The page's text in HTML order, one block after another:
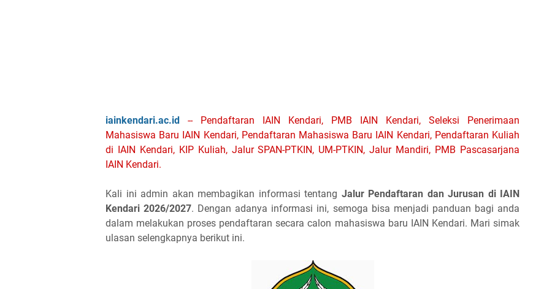
iainkendari.ac.id -- Pendaftaran IAIN Kendari, PMB IAIN Kendari, Seleksi Penerimaan
Mahasiswa Baru IAIN Kendari, Pendaftaran Mahasiswa Baru IAIN Kendari, Pendaftaran Kuliah
di IAIN Kendari, KIP Kuliah, Jalur SPAN-PTKIN, UM-PTKIN, Jalur Mandiri, PMB Pascasarjana
IAIN Kendari.
Kali ini admin akan membagikan informasi tentang Jalur Pendaftaran dan Jurusan di IAIN
Kendari 2026/2027. Dengan adanya informasi ini, semoga bisa menjadi panduan bagi anda
dalam melakukan proses pendaftaran secara calon mahasiswa baru IAIN Kendari. Mari simak
ulasan selengkapnya berikut ini.